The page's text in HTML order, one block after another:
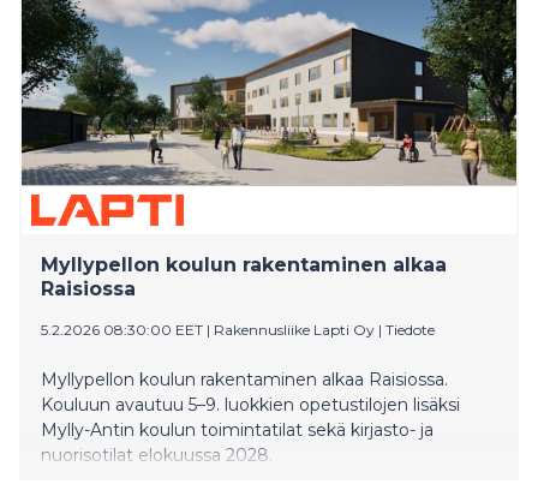
Myllypellon koulun rakentaminen alkaa
Raisiossa
5.2.2026 08:30:00 EET | Rakennusliike Lapti Oy | Tiedote
Myllypellon koulun rakentaminen alkaa Raisiossa.
Kouluun avautuu 5–9. luokkien opetustilojen lisäksi
Mylly-Antin koulun toimintatilat sekä kirjasto- ja
nuorisotilat elokuussa 2028.